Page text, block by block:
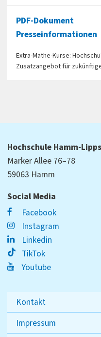
PDF-Dokument
Presseinformationen
Extra-Mathe-Kurse:
Zusatzangebot für
Hochschule Hamm-
Marker Allee 76–78
59063 Hamm
Social Media
Facebook
Instagram
Linkedin
TikTok
Youtube
Kontakt
Impressum